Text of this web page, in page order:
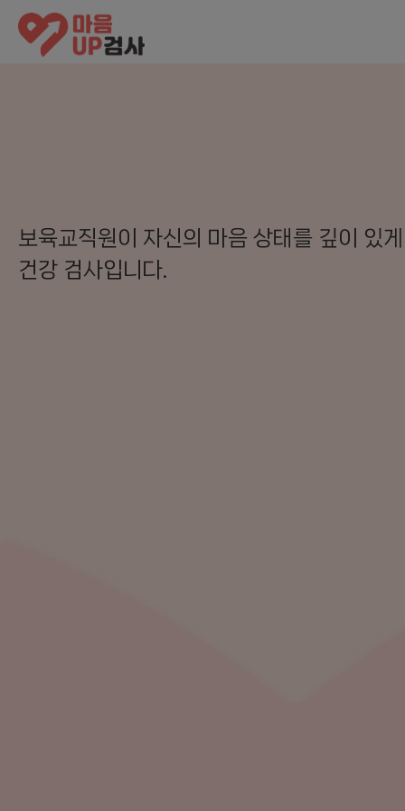
마
음
UP
보육교직원이 자신의 마음 상태를 깊이 있
건강 검사입니다.